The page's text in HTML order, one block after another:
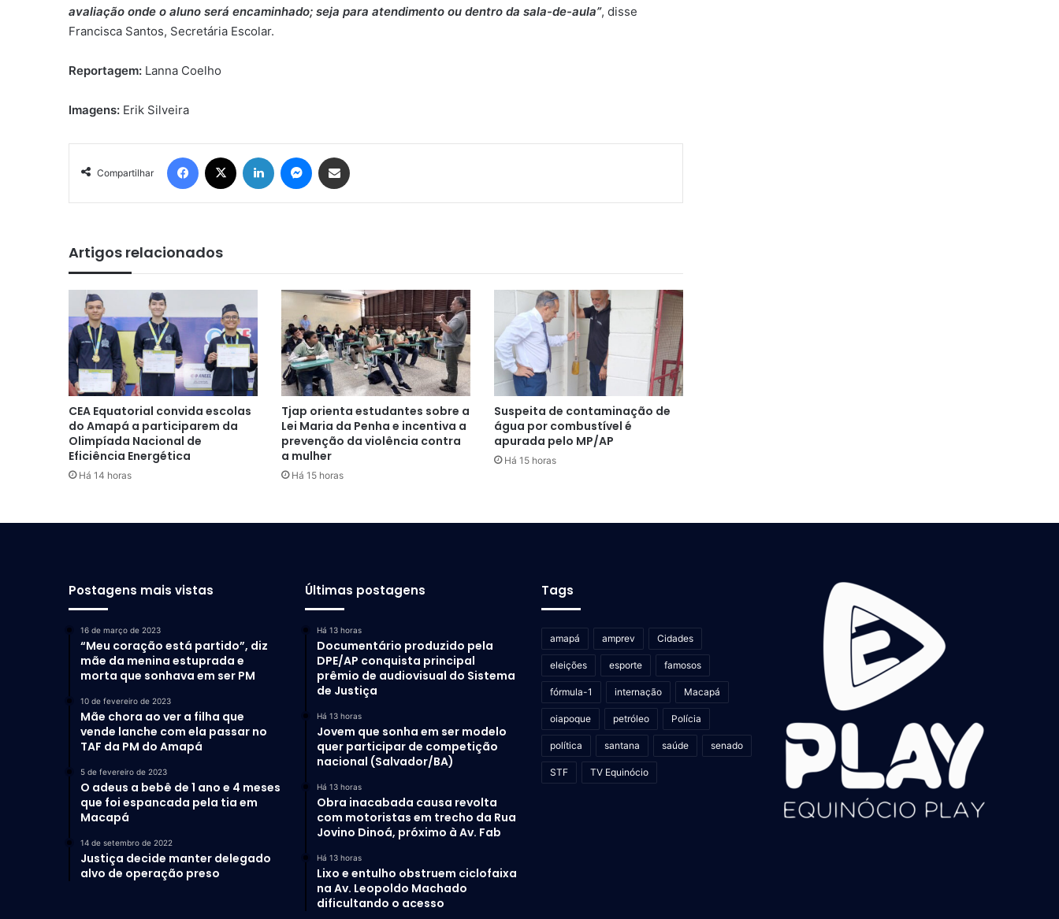
avaliação onde o aluno será encaminhado; seja para atendimento ou dentro da sala-de-aula”, disse
Francisca Santos, Secretária Escolar.
Reportagem: Lanna Coelho
Imagens: Erik Silveira
Compartilhar
Facebook Linkedin Messenger
Artigos relacionados
CEA Equatorial convida escolas
do Amapá a participarem da
Olimpíada Nacional de
Eficiência Energética
Há 14 horas
Tjap orienta estudantes sobre a
Lei Maria da Penha e incentiva a
prevenção da violência contra
a mulher
Há 15 horas
Suspeita de contaminação de
água por combustível é
apurada pelo MP/AP
Há 15 horas
Postagens mais vistas
16 de março de 2023
“Meu coração está partido”, diz
mãe da menina estuprada e
morta que sonhava em ser PM
10 de fevereiro de 2023
Mãe chora ao ver a filha que
vende lanche com ela passar no
TAF da PM do Amapá
5 de fevereiro de 2023
O adeus a bebê de 1 ano e 4 meses
que foi espancada pela tia em
Macapá
14 de setembro de 2022
Justiça decide manter delegado
alvo de operação preso
Últimas postagens
Há 13 horas
Documentário produzido pela
DPE/AP conquista principal
prêmio de audiovisual do Sistema
de Justiça
Há 13 horas
Jovem que sonha em ser modelo
quer participar de competição
nacional (Salvador/BA)
Há 13 horas
Obra inacabada causa revolta
com motoristas em trecho da Rua
Jovino Dinoá, próximo à Av. Fab
Há 13 horas
Lixo e entulho obstruem ciclofaixa
na Av. Leopoldo Machado
dificultando o acesso
Tags
amapá amprev Cidades
eleições esporte famosos
fórmula-1 internação Macapá
oiapoque petróleo Polícia
política santana saúde senado
STF TV Equinócio